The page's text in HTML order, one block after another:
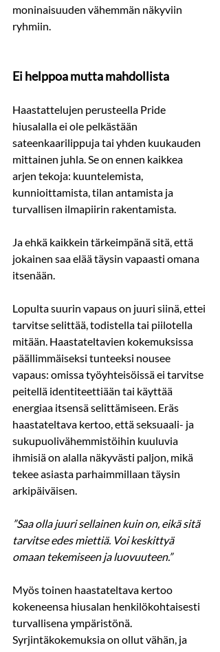
moninaisuuden vähemmän näkyviin
ryhmiin.
Ei helppoa mutta mahdollista
Haastattelujen perusteella Pride
hiusalalla ei ole pelkästään
sateenkaarilippuja tai yhden kuukauden
mittainen juhla. Se on ennen kaikkea
arjen tekoja: kuuntelemista,
kunnioittamista, tilan antamista ja
turvallisen ilmapiirin rakentamista.
Ja ehkä kaikkein tärkeimpänä sitä, että
jokainen saa elää täysin vapaasti omana
itsenään.
Lopulta suurin vapaus on juuri siinä, ettei
tarvitse selittää, todistella tai piilotella
mitään. Haastateltavien kokemuksissa
päällimmäiseksi tunteeksi nousee
vapaus: omissa työyhteisöissä ei tarvitse
peitellä identiteettiään tai käyttää
energiaa itsensä selittämiseen. Eräs
haastateltava kertoo, että seksuaali- ja
sukupuolivähemmistöihin kuuluvia
ihmisiä on alalla näkyvästi paljon, mikä
tekee asiasta parhaimmillaan täysin
arkipäiväisen.
”Saa olla juuri sellainen kuin on, eikä sitä
tarvitse edes miettiä. Voi keskittyä
omaan tekemiseen ja luovuuteen.”
Myös toinen haastateltava kertoo
kokeneensa hiusalan henkilökohtaisesti
turvallisena ympäristönä.
Syrjintäkokemuksia on ollut vähän, ja